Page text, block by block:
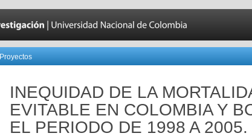
Proyectos
INEQUIDAD DE LA
EVITABLE EN COLOMBIA Y
EL PERIODO DE 1998 A 2005.